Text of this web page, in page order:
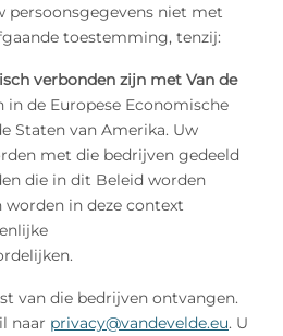
persoonsgegevens niet met
toestemming, tenzij:
verbonden zijn met Van de
de Europese Economische
Staten van Amerika. Uw
met die bedrijven gedeeld
die in dit Beleid worden
in deze context
van die bedrijven ontvangen.
naar privacy@vandevelde.eu. U